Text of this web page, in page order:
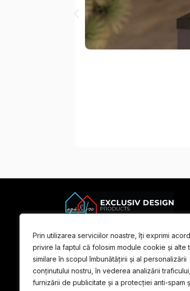
Prin utilizarea serviciilor noastre, îți exprimi
privire la faptul că folosim module cookie și alte
similare în scopul îmbunătățirii și al personalizării
conținutului nostru, în vederea analizării
furnizării de publicitate și a protecției anti-spam